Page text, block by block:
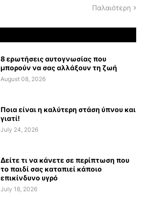
Παλαιότερη
8 ερωτήσεις αυτογνωσίας που
μπορούν να σας αλλάξουν τη ζωή
August 08, 2026
Ποια είναι η καλύτερη στάση ύπνου και
γιατί!
July 24, 2026
Δείτε τι να κάνετε σε περίπτωση που
το παιδί σας καταπιεί κάποιο
επικίνδυνο υγρό
July 18, 2026